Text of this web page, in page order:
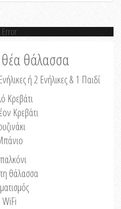
Error
θέα θάλασσα
ή 2 Ενήλικες & 1 Παιδί
Κρεβάτι
Κρεβάτι
θάλασσα
WiFi